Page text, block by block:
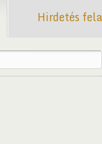
Hirdetés